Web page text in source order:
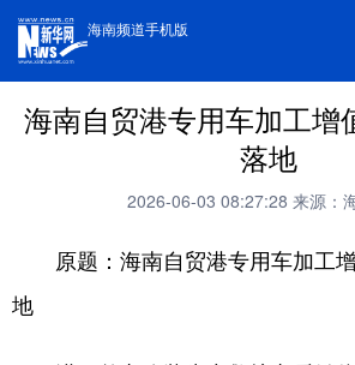
海南频道手机版
海南自贸港专用车加工增
落地
2026-06-03 08:27:28 来源：
原题：海南自贸港专用车加工
地